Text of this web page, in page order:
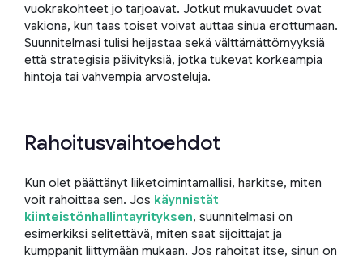
vuokrakohteet jo tarjoavat. Jotkut mukavuudet ovat
vakiona, kun taas toiset voivat auttaa sinua erottumaan.
Suunnitelmasi tulisi heijastaa sekä välttämättömyyksiä
että strategisia päivityksiä, jotka tukevat korkeampia
hintoja tai vahvempia arvosteluja.
Rahoitusvaihtoehdot
Kun olet päättänyt liiketoimintamallisi, harkitse, miten
voit rahoittaa sen. Jos käynnistät
kiinteistönhallintayrityksen, suunnitelmasi on
esimerkiksi selitettävä, miten saat sijoittajat ja
kumppanit liittymään mukaan. Jos rahoitat itse, sinun on